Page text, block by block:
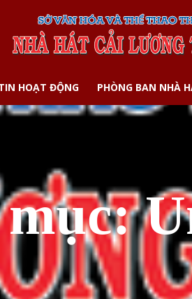
HOẠT ĐỘNG PHÒNG BAN NHÀ
mục: